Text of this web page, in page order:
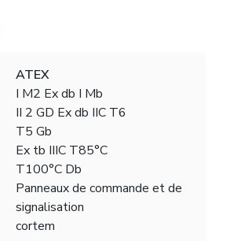
ATEX
I M2 Ex db I Mb
II 2 GD Ex db IIC T6
T5 Gb
Ex tb IIIC T85°C
T100°C Db
Panneaux de commande et de
signalisation
cortem